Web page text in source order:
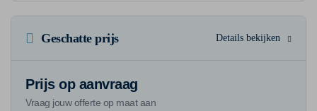
Geschatte prijs Details bekijken
Prijs op aanvraag
Vraag jouw offerte op maat aan